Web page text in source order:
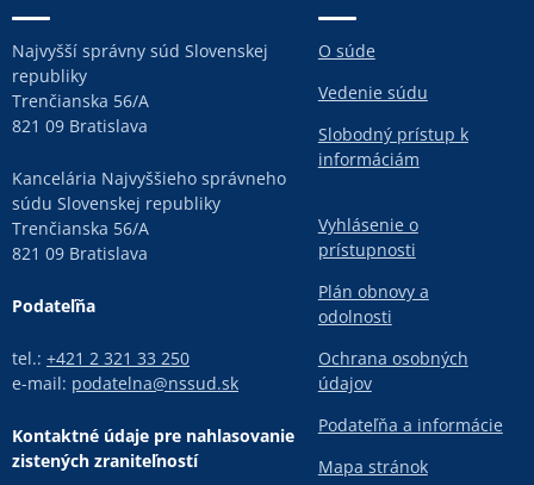
Najvyšší správny súd Slovenskej
republiky
Trenčianska 56/A
821 09 Bratislava
Kancelária Najvyššieho správneho
súdu Slovenskej republiky
Trenčianska 56/A
821 09 Bratislava
Podateľňa
tel.: +421 2 321 33 250
e-mail: podatelna@nssud.sk
Kontaktné údaje pre nahlasovanie
zistených zraniteľností
O súde
Vedenie súdu
Slobodný prístup k
informáciám
Vyhlásenie o
prístupnosti
Plán obnovy a
odolnosti
Ochrana osobných
údajov
Podateľňa a informácie
Mapa stránok